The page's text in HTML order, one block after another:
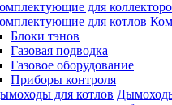
Блоки тэнов
Газовая подводка
Газовое оборудование
Приборы контроля